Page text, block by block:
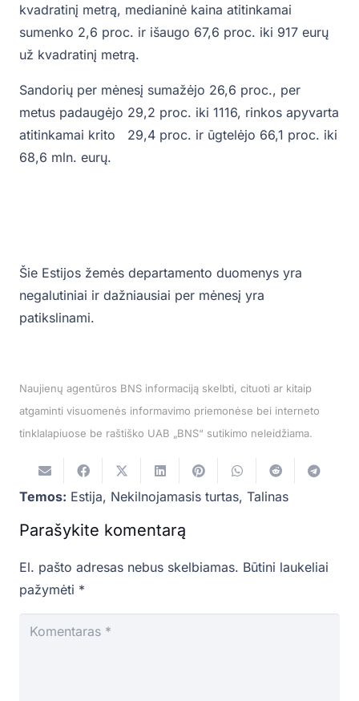
kvadratinį metrą, medianinė kaina atitinkamai
sumenko 2,6 proc. ir išaugo 67,6 proc. iki 917 eurų
už kvadratinį metrą.
Sandorių per mėnesį sumažėjo 26,6 proc., per
metus padaugėjo 29,2 proc. iki 1116, rinkos apyvarta
atitinkamai krito 29,4 proc. ir ūgtelėjo 66,1 proc. iki
68,6 mln. eurų.
Šie Estijos žemės departamento duomenys yra
negalutiniai ir dažniausiai per mėnesį yra
patikslinami.
Naujienų agentūros BNS informaciją skelbti, cituoti ar kitaip
atgaminti visuomenės informavimo priemonėse bei interneto
tinklalapiuose be raštiško UAB „BNS“ sutikimo neleidžiama.
Temos: Estija, Nekilnojamasis turtas, Talinas
Parašykite komentarą
El. pašto adresas nebus skelbiamas. Būtini laukeliai
pažymėti *